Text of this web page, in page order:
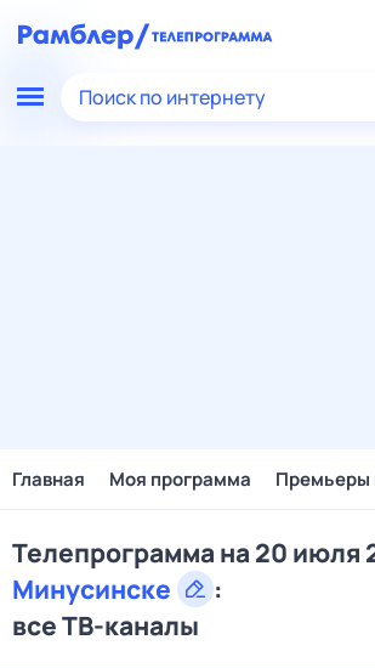
Поиск по интернету
Главная Моя программа Премьеры
Телепрограмма на 20 июля
Минусинске
:
все ТВ-каналы